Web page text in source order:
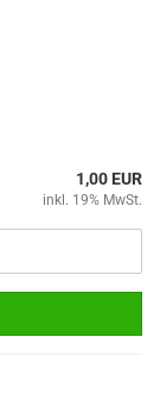
1,00 EUR
inkl. 19% MwSt.